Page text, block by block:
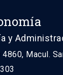
y
Macul.